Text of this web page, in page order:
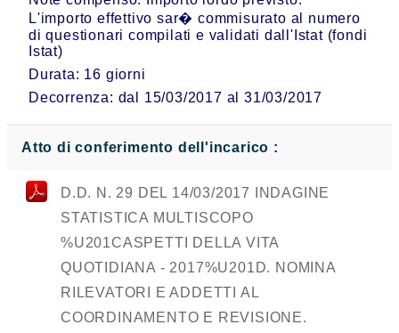
L'importo effettivo sar� commisurato al numero
di questionari compilati e validati dall'Istat (fondi
Istat)
Durata: 16 giorni
Decorrenza: dal 15/03/2017 al 31/03/2017
Atto di conferimento dell'incarico :
D.D. N. 29 DEL 14/03/2017 INDAGINE
STATISTICA MULTISCOPO
%U201CASPETTI DELLA VITA
QUOTIDIANA - 2017%U201D. NOMINA
RILEVATORI E ADDETTI AL
COORDINAMENTO E REVISIONE.